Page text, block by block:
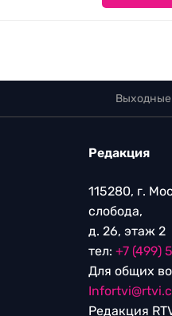
Редакция
115280, г.
слобода,
д. 26, этаж 2
тел: +7 (499)
Для общих
Редакция